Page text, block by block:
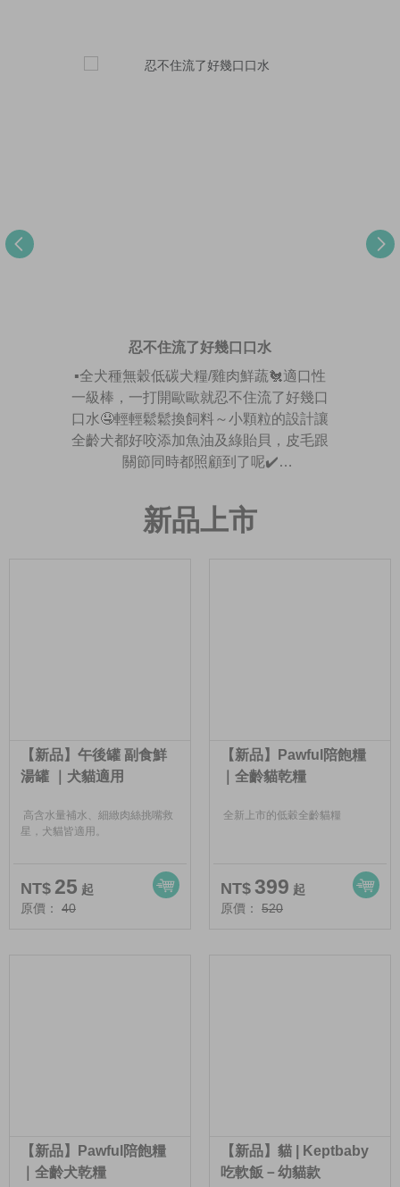
忍不住流了好幾口口水
▪️全犬種無穀低碳犬糧/雞肉鮮蔬🐔適口性
一級棒，一打開歐歐就忍不住流了好幾口
口水🤤輕輕鬆鬆換飼料～小顆粒的設計讓
全齡犬都好咬添加魚油及綠貽貝，皮毛跟
關節同時都照顧到了呢✔️
保水，維持皮毛健康，讓歐歐閃耀動人呢
✨-除了這些，陪心寵糧還有更多產品可
新品上市
【新品】午後罐 副食鮮
湯罐 ｜犬貓適用
高含水量補水、細緻肉絲挑嘴救
星，犬貓皆適用。
NT$ 25 起
原價：
40
【新品】Pawful陪飽糧
｜全齡貓乾糧
全新上市的低穀全齡貓糧
NT$ 399 起
原價：
520
【新品】Pawful陪飽糧
｜全齡犬乾糧
【新品】貓 | Keptbaby
吃軟飯－幼貓款